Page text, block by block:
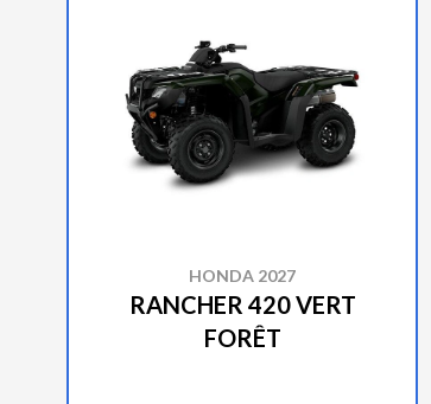
HONDA 2027
RANCHER 420 VERT
FORÊT